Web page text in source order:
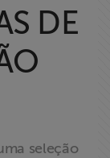
DE
seleção